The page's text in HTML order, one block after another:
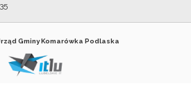
Gminy Komarówka Podlaska